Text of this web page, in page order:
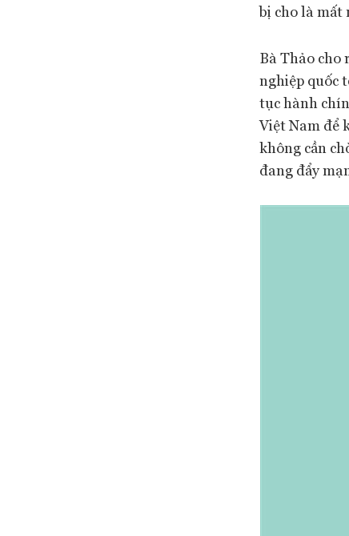
bị cho là mất
Bà Thảo cho
nghiệp quốc
tục hành
Việt Nam để
không cần
đang đẩy